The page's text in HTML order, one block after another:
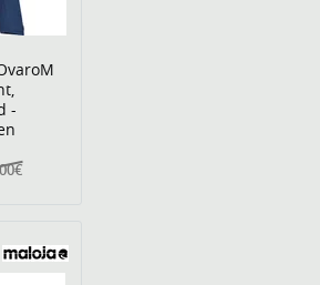
-